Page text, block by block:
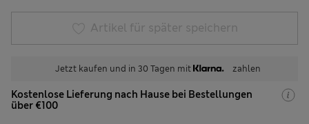
Artikel für später speichern
Jetzt kaufen und in 30 Tagen mit zahlen
Kostenlose Lieferung nach Hause bei Bestellungen
über €100